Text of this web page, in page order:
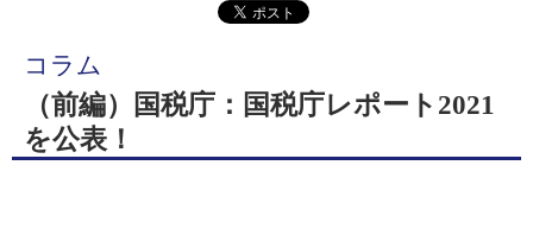
コラム
（前編）国税庁：国税庁レポート2021
を公表！